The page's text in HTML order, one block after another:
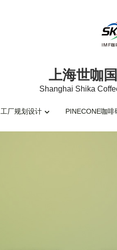
上海世咖
Shanghai Shika
工厂规划设计 PINECONE咖啡
上海世咖
Shanghai Shika
工厂规划设计 PINECONE咖啡